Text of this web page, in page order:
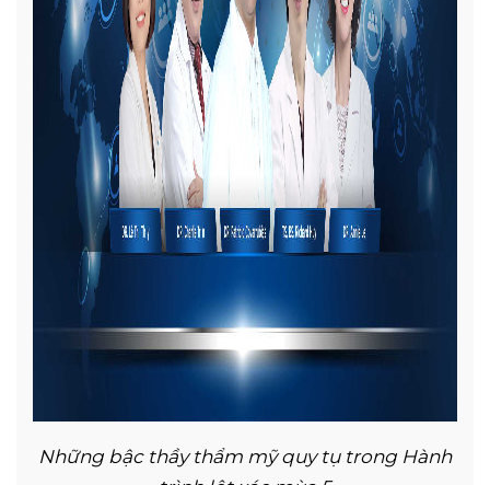
Những bậc thầy thẩm mỹ quy tụ trong Hành